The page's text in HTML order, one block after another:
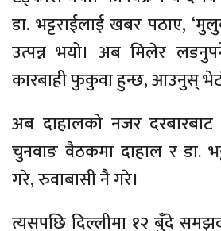
डा. भट्टराईलाई खबर पठाए,
उत्पन्न भयो। अब मिलेर
कारबाही फुकुवा हुन्छ, आउनुस्
अब दाहालको नजर दरबारबाट
चुनवाङ वैठकमा दाहाल र डा.
गरे, रुवाबासी नै गरे।
त्यसपछि दिल्लीमा १२ बुँदे